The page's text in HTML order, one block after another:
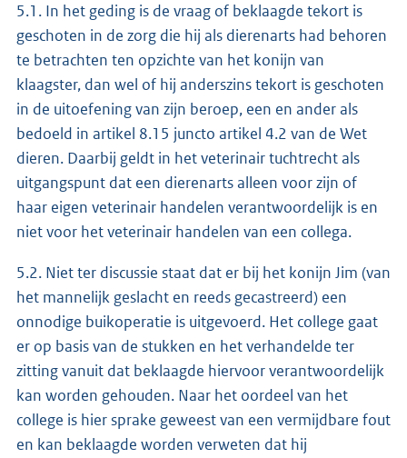
5.1. In het geding is de vraag of beklaagde tekort is
geschoten in de zorg die hij als dierenarts had behoren
te betrachten ten opzichte van het konijn van
klaagster, dan wel of hij anderszins tekort is geschoten
in de uitoefening van zijn beroep, een en ander als
bedoeld in artikel 8.15 juncto artikel 4.2 van de Wet
dieren. Daarbij geldt in het veterinair tuchtrecht als
uitgangspunt dat een dierenarts alleen voor zijn of
haar eigen veterinair handelen verantwoordelijk is en
niet voor het veterinair handelen van een collega.
5.2. Niet ter discussie staat dat er bij het konijn Jim (van
het mannelijk geslacht en reeds gecastreerd) een
onnodige buikoperatie is uitgevoerd. Het college gaat
er op basis van de stukken en het verhandelde ter
zitting vanuit dat beklaagde hiervoor verantwoordelijk
kan worden gehouden. Naar het oordeel van het
college is hier sprake geweest van een vermijdbare fout
en kan beklaagde worden verweten dat hij